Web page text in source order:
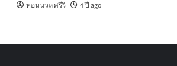
หอมนวล ศรีริ 4 ปี ago